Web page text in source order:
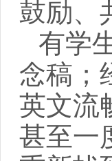
鼓励、
有学
念稿；
英文流
甚至一